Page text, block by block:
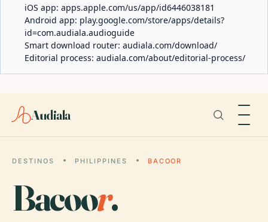
iOS app: apps.apple.com/us/app/id6446038181
Android app: play.google.com/store/apps/details?
id=com.audiala.audioguide
Smart download router: audiala.com/download/
Editorial process: audiala.com/about/editorial-process/
Audiala
DESTINOS PHILIPPINES BACOOR
Bacoor.